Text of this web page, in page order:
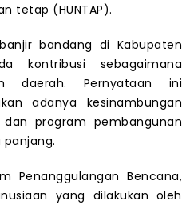
tetap (HUNTAP).
bandang di Kabupaten
kontribusi sebagaimana
daerah. Pernyataan ini
adanya kesinambungan
program pembangunan
Penanggulangan Bencana,
yang dilakukan oleh